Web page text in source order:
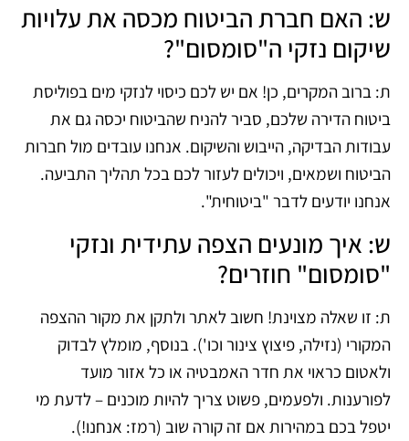
ש: האם חברת הביטוח מכסה את עלויות
שיקום נזקי ה"סומסום"?
ת: ברוב המקרים, כן! אם יש לכם כיסוי לנזקי מים בפוליסת
ביטוח הדירה שלכם, סביר להניח שהביטוח יכסה גם את
עבודות הבדיקה, הייבוש והשיקום. אנחנו עובדים מול חברות
הביטוח ושמאים, ויכולים לעזור לכם בכל תהליך התביעה.
אנחנו יודעים לדבר "ביטוחית".
ש: איך מונעים הצפה עתידית ונזקי
"סומסום" חוזרים?
ת: זו שאלה מצוינת! חשוב לאתר ולתקן את מקור ההצפה
המקורי (נזילה, פיצוץ צינור וכו'). בנוסף, מומלץ לבדוק
ולאטום כראוי את חדר האמבטיה או כל אזור מועד
לפורענות. ולפעמים, פשוט צריך להיות מוכנים – לדעת מי
יטפל בכם במהירות אם זה קורה שוב (רמז: אנחנו!).